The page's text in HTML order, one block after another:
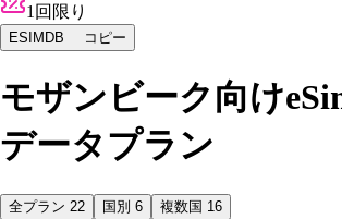
1回限り
ESIMDB コピー
モザンビーク向け
データプラン
全プラン 22 国別 6 複数国 16